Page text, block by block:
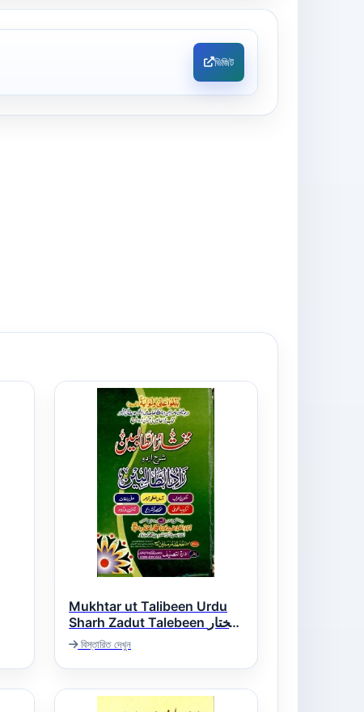
ভিজিট
Mukhtar ut Talibeen Urdu
Sharh Zadut Talebeen مختار
الطالبین اردو شرح زاد الطالبین
বিস্তারিত দেখুন